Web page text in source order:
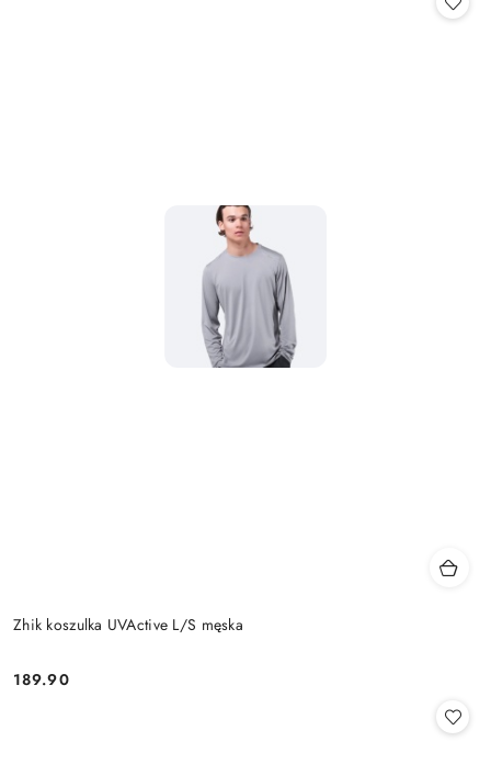
Zhik koszulka UVActive L/S męska
Cena:
189.90